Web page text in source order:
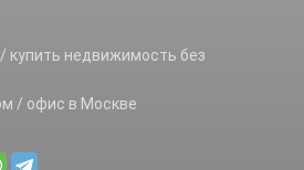
купить недвижимость без
/ офис в Москве